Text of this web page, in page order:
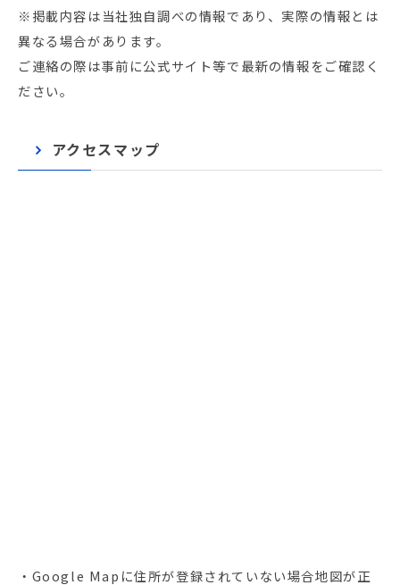
※掲載内容は当社独自調べの情報であり、実際の情報とは
異なる場合があります。
ご連絡の際は事前に公式サイト等で最新の情報をご確認く
ださい。
アクセスマップ
・Google Mapに住所が登録されていない場合地図が正